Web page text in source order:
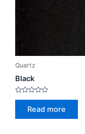
Quartz
Black
Rated
Read more